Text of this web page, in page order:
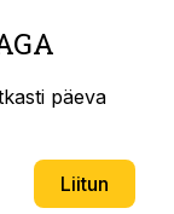
päeva
Liitun